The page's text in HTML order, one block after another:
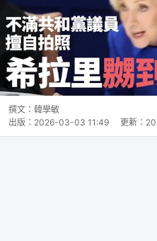
撰文： 韓學敏
出版： 2026-03-03 11:49 更新：